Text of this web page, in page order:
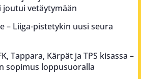
vetäytymään
– Liiga-pistetykin uusi seura
Tappara, Kärpät ja TPS kisassa –
sopimus loppusuoralla